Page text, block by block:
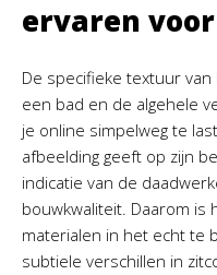
ervaren
De specifieke textuur
een bad en de algehele
je online simpelweg te
afbeelding geeft op zijn
indicatie van de
bouwkwaliteit. Daarom
materialen in het echt te
subtiele verschillen in